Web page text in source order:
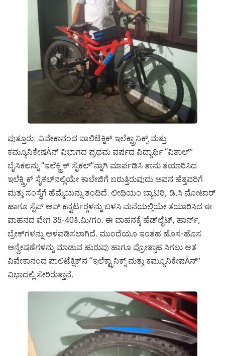
ಪುತ್ತೂರು: ವಿವೇಕಾನಂದ ಪಾಲಿಟೆಕ್ನಿಕ್ ಇಲೆಕ್ಟ್ರಾನಿಕ್ಸ್ ಮತ್ತು
ಕಮ್ಯೂನಿಕೇಷÀನ್ ವಿಭಾಗದ ಪ್ರಥಮ ವರ್ಷದ ವಿದ್ಯಾರ್ಥಿ “ವಿಶಾಲ್”
ಬೈಸಿಕಲನ್ನು “ಇಲೆಕ್ಡ್ರಿಕ್ ಸೈಕಲ್”ನ್ನಾಗಿ ಮಾರ್ಪಡಿಸಿ ತಾನು ತಯಾರಿಸಿದ
ಇಲೆಕ್ಡ್ರಿಕ್ ಸೈಕಲ್‍ನಲ್ಲಿಯೇ ಕಾಲೇಜಿಗೆ ಬರುತ್ತಿರುವುದು ಅವನ ಹೆತ್ತವರಿಗೆ
ಮತ್ತು ಸಂಸ್ಥೆಗೆ ಹೆಮ್ಮೆಯನ್ನು ತಂದಿದೆ. ಲೀಥಿಯಂ ಬ್ಯಾಟರಿ, ಡಿ.ಸಿ ಮೋಟಾರ್
ಹಾಗೂ ಸ್ಟೆಪ್ ಅಪ್ ಕನ್ವರ್ಟರ್‍ಗಳನ್ನು ಬಳಸಿ ಮನೆಯಲ್ಲಿಯೇ ತಯಾರಿಸಿದ ಈ
ವಾಹನದ ವೇಗ 35-40ಕಿ.ಮಿ/ಗಂ. ಈ ವಾಹನಕ್ಕೆ ಹೆಡ್‍ಲೈಟ್, ಹಾರ್ನ್,
ಬ್ರೇಕ್‍ಗಳನ್ನು ಅಳವಡಿಸಲಾಗಿದೆ. ಮುಂದೆಯೂ ಇಂತಹ ಹೊಸ-ಹೊಸ
ಅನ್ವೇಷಣೆಗಳನ್ನು ಮಾಡುವ ಹುರುಪು ಹಾಗೂ ಪ್ರೋತ್ಸಾಹ ಸಿಗಲು ಆತ
ವಿವೇಕಾನಂದ ಪಾಲಿಟೆಕ್ನಿಕ್‍ನ “ಇಲೆಕ್ಟ್ರಾನಿಕ್ಸ್ ಮತ್ತು ಕಮ್ಯೂನಿಕೇಷÀನ್”
ವಿಭಾದಲ್ಲಿ ಸೇರಿರುತ್ತಾನೆ.